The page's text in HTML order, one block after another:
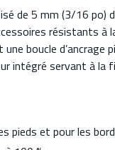
de 5 mm (3/16 po)
résistants à
boucle d’ancrage
intégré servant à la
pieds et pour les